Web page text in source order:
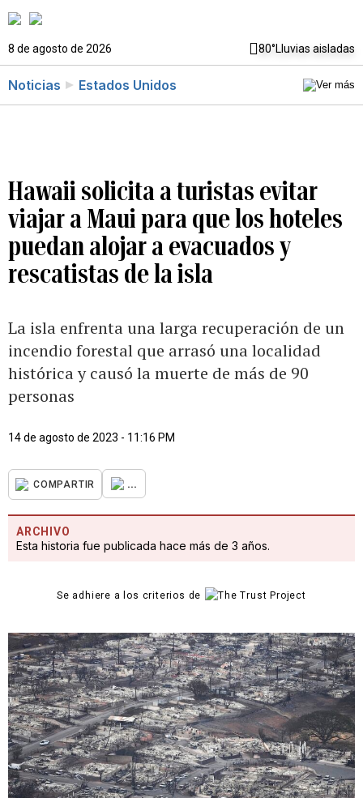
8 de agosto de 2026 80°Lluvias aisladas
Noticias Estados Unidos
Hawaii solicita a turistas evitar
viajar a Maui para que los hoteles
puedan alojar a evacuados y
rescatistas de la isla
La isla enfrenta una larga recuperación de un
incendio forestal que arrasó una localidad
histórica y causó la muerte de más de 90
personas
14 de agosto de 2023 - 11:16 PM
COMPARTIR ...
ARCHIVO
Esta historia fue publicada hace más de 3 años.
Se adhiere a los criterios de